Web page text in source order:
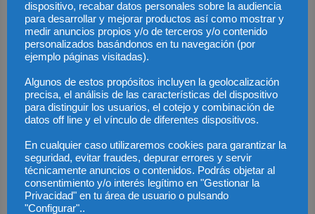
gran medida por la normativa administrativa de supervisión, lo que
supone que la inobservancia de esta normativa puede generar
también, si se cumplen el resto de requisitos de la responsabilidad
civil, las mismas consecuencias, es decir, que el administrador
A este respecto la profesora Gallego aludió al deber de diligencia
afirmando que el núcleo central del mismo está constituido por el
deber de informarse, que incluye cuatro deberes conexos, el
poseer los conocimientos y experiencia idóneos para valorar
críticamente la información, el de vigilar, el de investigar, que
surge, en conexión con el deber de información, cuando, valorada
críticamente la información, existen indicios de su falta de
dispositivo, recabar datos personales sobre la audiencia
para desarrollar y mejorar productos así como mostrar y
medir anuncios propios y/o de terceros y/o contenido
personalizados basándonos en tu navegación (por
ejemplo páginas visitadas).
Algunos de estos propósitos incluyen la geolocalización
precisa, el análisis de las características del dispositivo
para distinguir los usuarios, el cotejo y combinación de
datos off line y el vínculo de diferentes dispositivos.
En cualquier caso utilizaremos cookies para garantizar la
seguridad, evitar fraudes, depurar errores y servir
técnicamente anuncios o contenidos. Podrás objetar al
consentimiento y/o interés legítimo en "Gestionar la
Privacidad" en tu área de usuario o pulsando
"Configurar"..